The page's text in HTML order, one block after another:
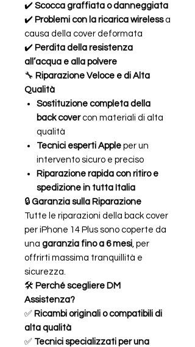
✔️ Scocca graffiata o danneggiata
✔️ Problemi con la ricarica wirelessa
causa della cover deformata
✔️ Perdita della resistenza
all’acqua e alla polvere
🔧 Riparazione Veloce e di Alta
Qualità
Sostituzione completa della
back covercon materiali di alta
qualità
Tecnici esperti Apple per un
intervento sicuro e preciso
Riparazione rapida con ritiro e
spedizione in tutta Italia
🔒 Garanzia sulla Riparazione
Tutte le riparazioni della back cover
per iPhone 14 Plus sono coperte da
una garanzia fino a 6 mesi , per
offrirti massima tranquillità e
sicurezza.
🛠 Perché scegliere DM
Assistenza?
✅ Ricambi originali o compatibili di
alta qualità
✅ Tecnici specializzati per una